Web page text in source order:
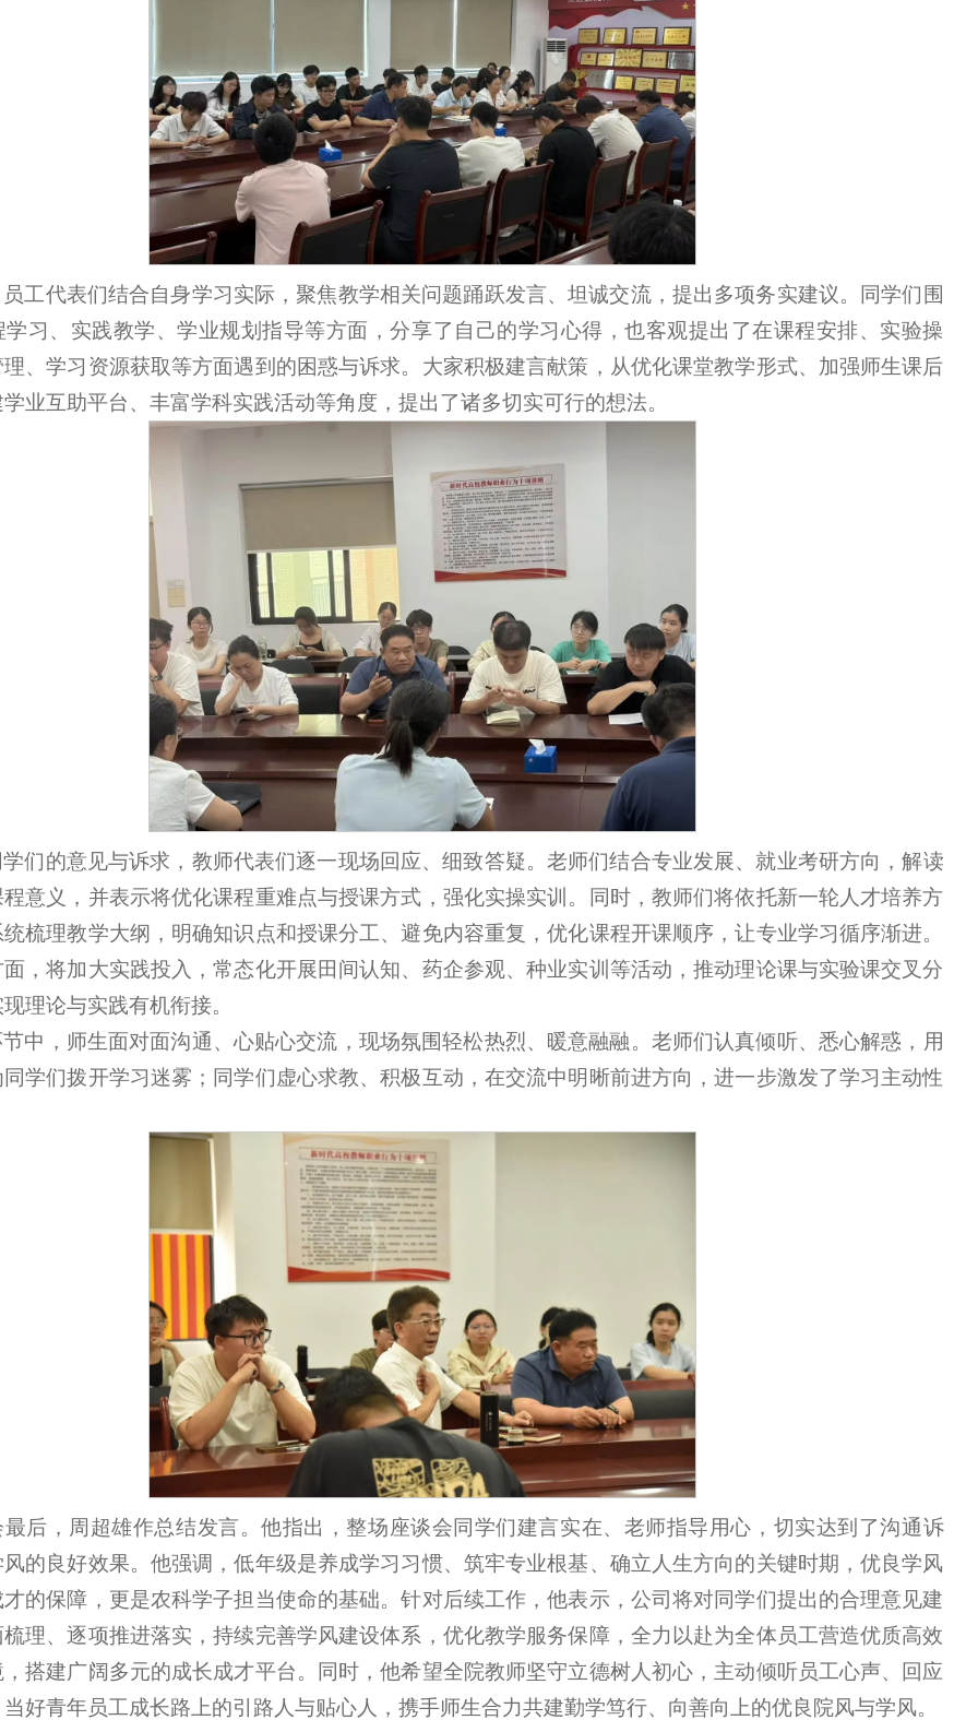
工代表们结合自身学习实际，聚焦教学相关问题踊跃发言、坦诚交流，提出多项务实建议。同学们围
学习、实践教学、学业规划指导等方面，分享了自己的学习心得，也客观提出了在课程安排、实验操
、学习资源获取等方面遇到的困惑与诉求。大家积极建言献策，从优化课堂教学形式、加强师生课后
业互助平台、丰富学科实践活动等角度，提出了诸多切实可行的想法。
们的意见与诉求，教师代表们逐一现场回应、细致答疑。老师们结合专业发展、就业考研方向，解读
意义，并表示将优化课程重难点与授课方式，强化实操实训。同时，教师们将依托新一轮人才培养方
梳理教学大纲，明确知识点和授课分工、避免内容重复，优化课程开课顺序，让专业学习循序渐进。
，将加大实践投入，常态化开展田间认知、药企参观、种业实训等活动，推动理论课与实验课交叉分
理论与实践有机衔接。
中，师生面对面沟通、心贴心交流，现场氛围轻松热烈、暖意融融。老师们认真倾听、悉心解惑，用
学们拨开学习迷雾；同学们虚心求教、积极互动，在交流中明晰前进方向，进一步激发了学习主动性
后，周超雄作总结发言。他指出，整场座谈会同学们建言实在、老师指导用心，切实达到了沟通诉
的良好效果。他强调，低年级是养成学习习惯、筑牢专业根基、确立人生方向的关键时期，优良学风
的保障，更是农科学子担当使命的基础。针对后续工作，他表示，公司将对同学们提出的合理意见建
理、逐项推进落实，持续完善学风建设体系，优化教学服务保障，全力以赴为全体员工营造优质高效
搭建广阔多元的成长成才平台。同时，他希望全院教师坚守立德树人初心，主动倾听员工心声、回应
好青年员工成长路上的引路人与贴心人，携手师生合力共建勤学笃行、向善向上的优良院风与学风。